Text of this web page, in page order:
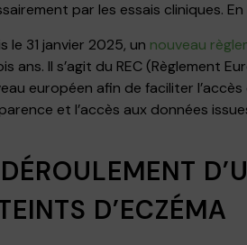
par les essais cliniques.
le 31 janvier 2025, un nouveau
ans. Il s’agit du REC (Règlement
européen afin de faciliter
et l’accès aux données
D’ECZÉMA